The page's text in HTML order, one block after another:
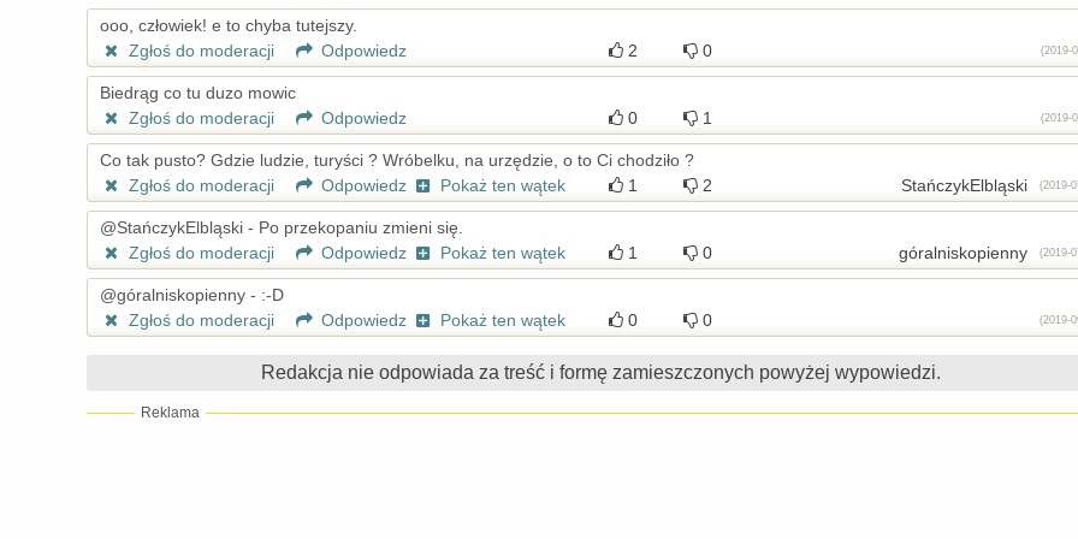
ooo, człowiek! e to chyba tutejszy.
Zgłoś do moderacji
Odpowiedz 2 0 (2019-
Biedrąg co tu duzo mowic
Zgłoś do moderacji
Odpowiedz 0 1 (2019-
Co tak pusto? Gdzie ludzie, turyści ? Wróbelku, na urzędzie, o to Ci chodziło ?
Zgłoś do moderacji
Odpowiedz Pokaż ten wątek 1 2 StańczykElbląski (2019-
@StańczykElbląski - Po przekopaniu zmieni się.
Zgłoś do moderacji
Odpowiedz Pokaż ten wątek 1 0 góralniskopienny (2019-
@góralniskopienny - :-D
Zgłoś do moderacji
Odpowiedz Pokaż ten wątek 0 0 (2019-
Redakcja nie odpowiada za treść i formę zamieszczonych powyżej wypowiedzi.
Reklama